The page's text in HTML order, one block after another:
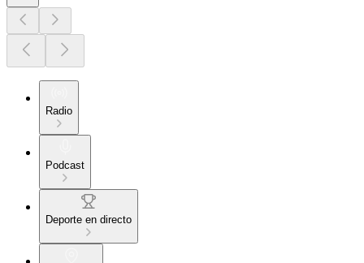
Radio
Podcast
Deporte en directo